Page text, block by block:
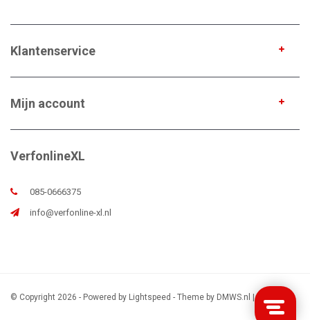
Klantenservice
Mijn account
VerfonlineXL
085-0666375
info@verfonline-xl.nl
© Copyright 2026 - Powered by Lightspeed - Theme by DMWS.nl |